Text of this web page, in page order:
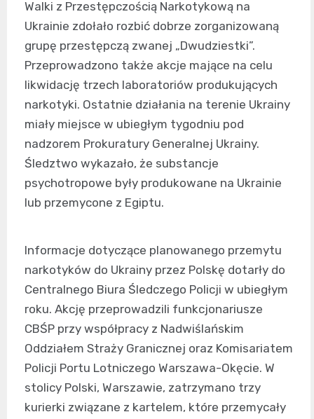
Walki z Przestępczością Narkotykową na
Ukrainie zdołało rozbić dobrze zorganizowaną
grupę przestępczą zwanej „Dwudziestki”.
Przeprowadzono także akcje mające na celu
likwidację trzech laboratoriów produkujących
narkotyki. Ostatnie działania na terenie Ukrainy
miały miejsce w ubiegłym tygodniu pod
nadzorem Prokuratury Generalnej Ukrainy.
Śledztwo wykazało, że substancje
psychotropowe były produkowane na Ukrainie
lub przemycone z Egiptu.
Informacje dotyczące planowanego przemytu
narkotyków do Ukrainy przez Polskę dotarły do
Centralnego Biura Śledczego Policji w ubiegłym
roku. Akcję przeprowadzili funkcjonariusze
CBŚP przy współpracy z Nadwiślańskim
Oddziałem Straży Granicznej oraz Komisariatem
Policji Portu Lotniczego Warszawa-Okęcie. W
stolicy Polski, Warszawie, zatrzymano trzy
kurierki związane z kartelem, które przemycały